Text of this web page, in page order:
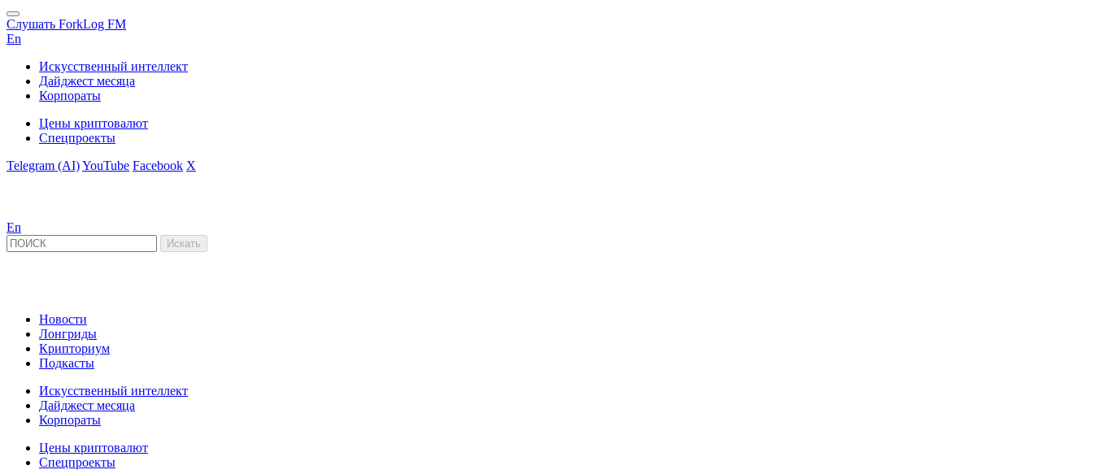
Слушать ForkLog FM
En
Искусственный интеллект
Дайджест месяца
Корпораты
Цены криптовалют
Спецпроекты
Telegram (AI)YouTube Facebook X
En
Новости
Лонгриды
Крипториум
Подкасты
Искусственный интеллект
Дайджест месяца
Корпораты
Цены криптовалют
Спецпроекты